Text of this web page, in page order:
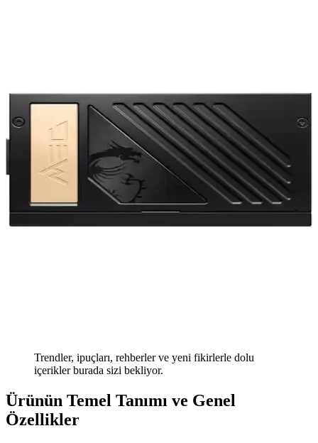
Trendler, ipuçları, rehberler ve yeni fikirlerle dolu
içerikler burada sizi bekliyor.
Ürünün Temel Tanımı ve Genel
Özellikler